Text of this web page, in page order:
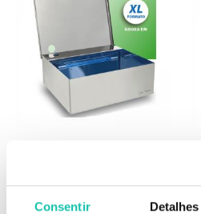
Consentir Detalhes